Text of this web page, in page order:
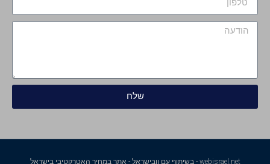
שלח
webisrael.net - בשיתוף עם וובישראל - אתר במחיר האטרקטיבי בישראל